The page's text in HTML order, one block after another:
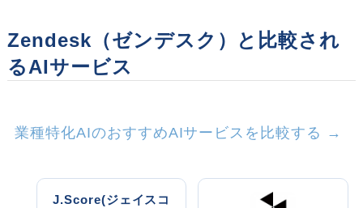
Zendesk（ゼンデスク）と比較され
るAIサービス
業種特化AIのおすすめAIサービスを比較する →
J.Score(ジェイスコ